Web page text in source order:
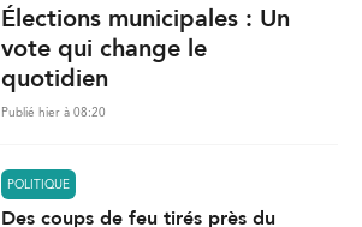
Élections municipales : Un
vote qui change le
quotidien
Publié hier à 08:20
POLITIQUE
Des coups de feu tirés près du